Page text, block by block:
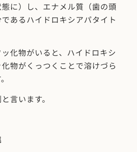
に）し、エナメル質（歯の頭
あるハイドロキシアパタイト
化物がいると、ハイドロキシ
物がくっつくことで溶けづら
言います。